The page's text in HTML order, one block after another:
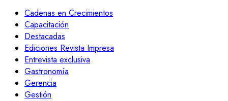
Cadenas en Crecimientos
Capacitación
Destacadas
Ediciones Revista Impresa
Entrevista exclusiva
Gastronomía
Gerencia
Gestión